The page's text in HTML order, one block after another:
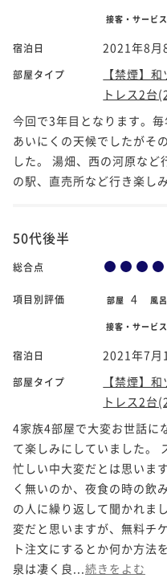
接客・サービス
宿泊日 2021年8月
部屋タイプ
【禁煙】
トレス2台
今回で3年目となります。
あいにくの天候でしたがそ
した。 湯畑、西の河原な
の駅、直売所など行き楽し
50代後半
総合点
項目別評価 部屋 4 風呂
接客・サービス
宿泊日 2021年7月
部屋タイプ
【禁煙】
トレス2台
4家族4部屋で大変お世話に
て楽しみにしていました。
忙しい中大変だとは思いま
く無いのか、夜食の時の飲
の人に繰り返して聞かれま
変だと思いますが、無料チ
ト注文にするとか何か方法
泉は凄く良... 続きをよむ